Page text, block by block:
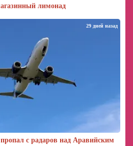
лимонад
с радаров над Аравийским
29 дней назад